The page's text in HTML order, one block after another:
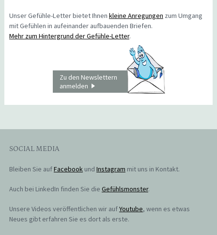
Unser Gefühle-Letter bietet Ihnen kleine Anregungen zum Umgang
mit Gefühlen in aufeinander aufbauenden Briefen.
Mehr zum Hintergrund der Gefühle-Letter.
Zu den Newslettern
anmelden
SOCIAL MEDIA
Bleiben Sie aufFacebookund Instagram mit uns in Kontakt.
Auch bei LinkedIn finden Sie die Gefühlsmonster.
Unsere Videos veröffentlichen wir aufYoutube, wenn es etwas
Neues gibt erfahren Sie es dort als erste.